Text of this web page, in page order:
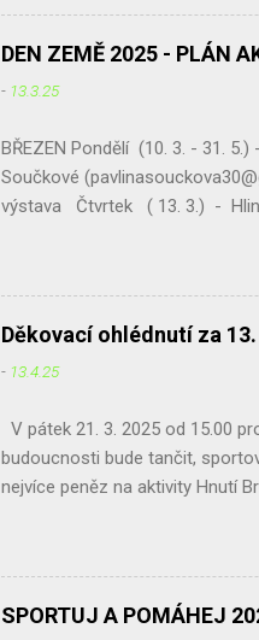
v červnu
rozdíl mezi
DEN ZEMĚ 2025 - PLÁN
- 13.3.25
BŘEZEN Pondělí (10. 3. - 31.
Součkové
výstava Čtvrtek ( 13. 3.) -
výtěžek naší největší akce pro
pobavit a zároveň podpořit
Pondělí (31. 3.) - Krajské kolo
Děkovací ohlédnutí za
- 13.4.25
V pátek 21. 3. 2025 od 15.00
budoucnosti bude tančit,
nejvíce peněz na aktivity Hnutí
Café jsme získali a odeslali 12
a pan školník, kteří ochotně
Děkujeme. Hlavními
SPORTUJ A POMÁHEJ